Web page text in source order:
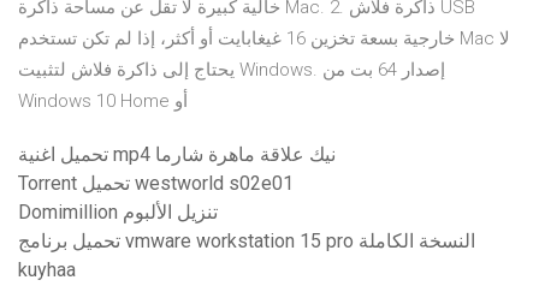
خالية كبيرة لا تقل عن مساحة ذاكرة Mac. 2. ذاكرة فلاش USB
خارجية بسعة تخزين 16 غيغابايت أو أكثر، إذا لم تكن تستخدم Mac لا
يحتاج إلى ذاكرة فلاش لتثبيت Windows. إصدار 64 بت من
Windows 10 Home أو
تحميل اغنية mp4 نيك علاقة ماهرة شارما
Torrent تحميل westworld s02e01
Domimillion تنزيل الألبوم
تحميل برنامج vmware workstation 15 pro النسخة الكاملة
kuyhaa